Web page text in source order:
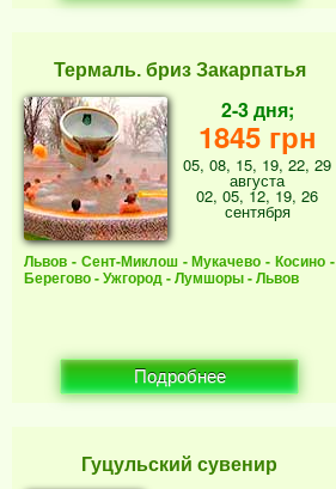
Термаль. бриз Закарпатья
2-3 дня;
1845 грн
05, 08, 15, 19, 22, 29
августа
02, 05, 12, 19, 26
сентября
Львов - Сент-Миклош - Мукачево - Косино -
Берегово - Ужгород - Лумшоры - Львов
Подробнее
Гуцульский сувенир